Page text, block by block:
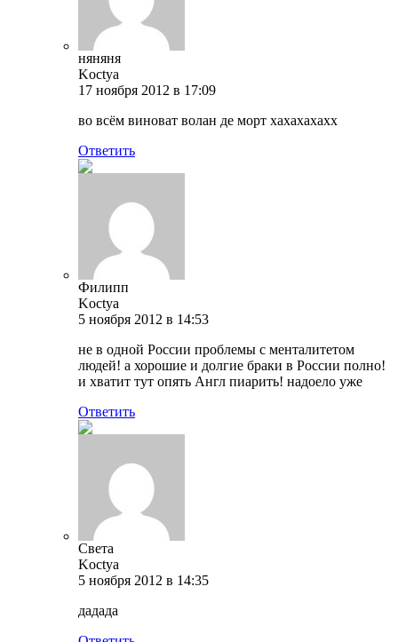
няняня
Koctya
17 ноября 2012 в 17:09
во всём виноват волан де морт хахахахахх
Ответить
Филипп
Koctya
5 ноября 2012 в 14:53
не в одной России проблемы с менталитетом
людей! а хорошие и долгие браки в России полно!
и хватит тут опять Англ пиарить! надоело уже
Ответить
Света
Koctya
5 ноября 2012 в 14:35
дадада